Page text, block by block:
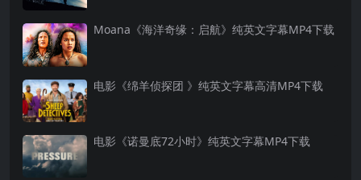
Moana《海洋奇缘：启航》纯英文字幕MP4下载
电影《绵羊侦探团 》纯英文字幕高清MP4下载
电影《诺曼底72小时》纯英文字幕MP4下载